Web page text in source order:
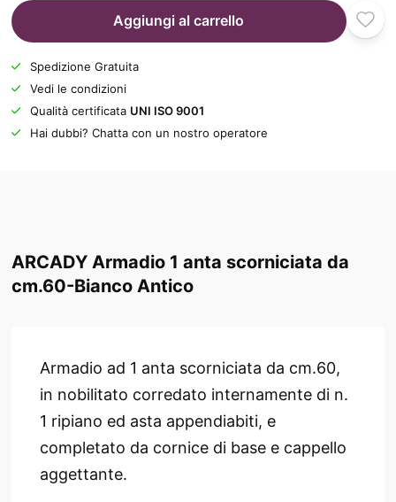
Aggiungi al carrello
Spedizione Gratuita
Vedi le condizioni
Qualità certificata UNI ISO 9001
Hai dubbi? Chatta con un nostro operatore
ARCADY Armadio 1 anta scorniciata da
cm.60-Bianco Antico
Armadio ad 1 anta scorniciata da cm.60,
in nobilitato corredato internamente di n.
1 ripiano ed asta appendiabiti, e
completato da cornice di base e cappello
aggettante.